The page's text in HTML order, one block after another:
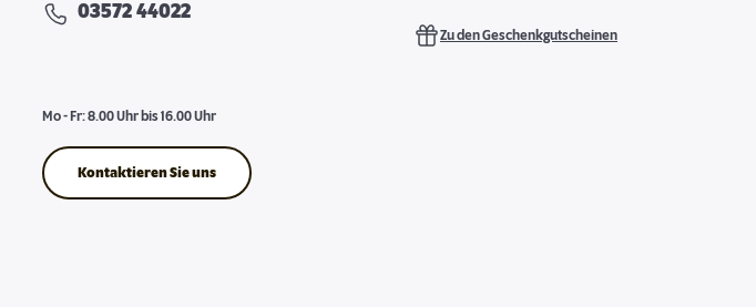
03572 44022
Mo - Fr: 8.00 Uhr bis 16.00 Uhr
Kontaktieren Sie uns
Zu den Geschenkgutscheinen